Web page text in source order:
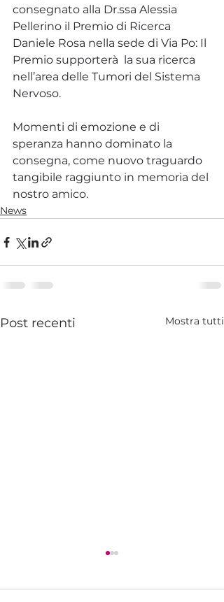
consegnato alla Dr.ssa Alessia
Pellerino il Premio di Ricerca
Daniele Rosa nella sede di Via Po: Il
Premio supporterà  la sua ricerca
nell’area delle Tumori del Sistema
Nervoso.
Momenti di emozione e di
speranza hanno dominato la
consegna, come nuovo traguardo
tangibile raggiunto in memoria del
nostro amico.
News
Post recenti Mostra tutti